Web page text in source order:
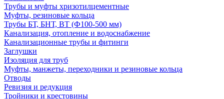
Трубы и муфты хризотилцементные
Муфты, резиновые кольца
Трубы БТ, БНТ, ВТ (Ф100-500 мм)
Канализация, отопление и водоснабжение
Канализационные трубы и фитинги
Заглушки
Изоляция для труб
Муфты, манжеты, переходники и резиновые кольца
Отводы
Ревизия и редукция
Тройники и крестовины